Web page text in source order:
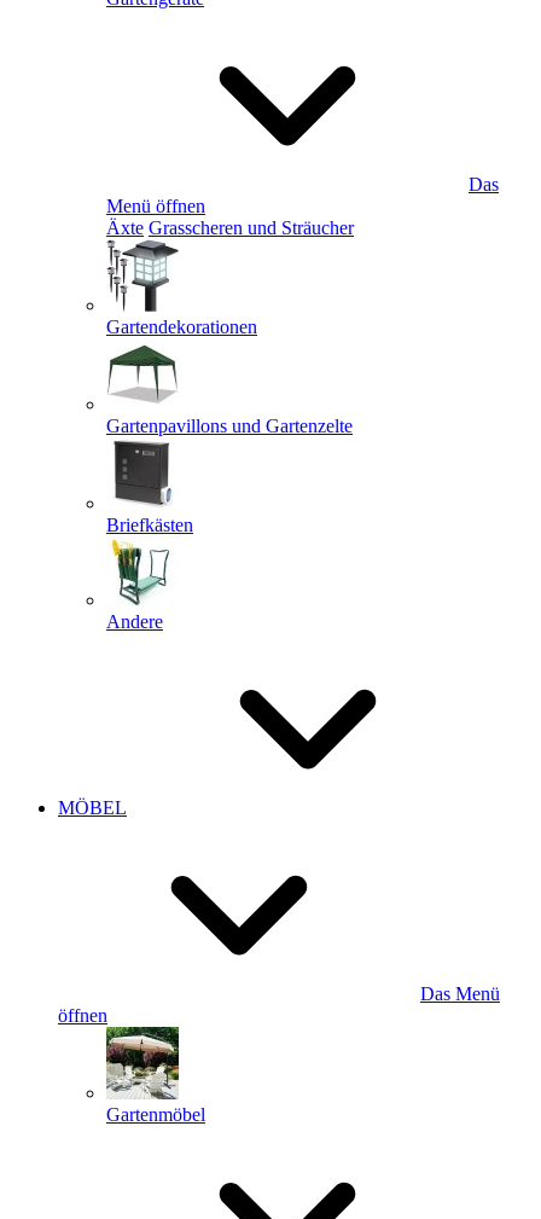
Das
Menü öffnen
Äxte Grasscheren und Sträucher
Gartendekorationen
Gartenpavillons und Gartenzelte
Briefkästen
Andere
MÖBEL
Das Menü
öffnen
Gartenmöbel